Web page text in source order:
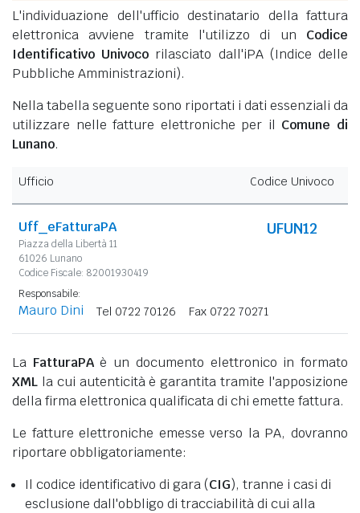
L'individuazione dell'ufficio destinatario della fattura
elettronica avviene tramite l'utilizzo di un Codice
Identificativo Univoco rilasciato dall'iPA (Indice delle
Pubbliche Amministrazioni).
Nella tabella seguente sono riportati i dati essenziali da
utilizzare nelle fatture elettroniche per il Comune di
Lunano.
Ufficio Codice Univoco
Uff_eFatturaPA
Piazza della Libertà 11
61026 Lunano
Codice Fiscale: 82001930419
UFUN12
Responsabile:
Mauro Dini Tel 0722 70126 Fax 0722 70271
La FatturaPAè un documento elettronico in formato
XML la cui autenticità è garantita tramite l'apposizione
della firma elettronica qualificata di chi emette fattura.
Le fatture elettroniche emesse verso la PA, dovranno
riportare obbligatoriamente:
Il codice identificativo di gara (CIG), tranne i casi di
esclusione dall'obbligo di tracciabilità di cui alla